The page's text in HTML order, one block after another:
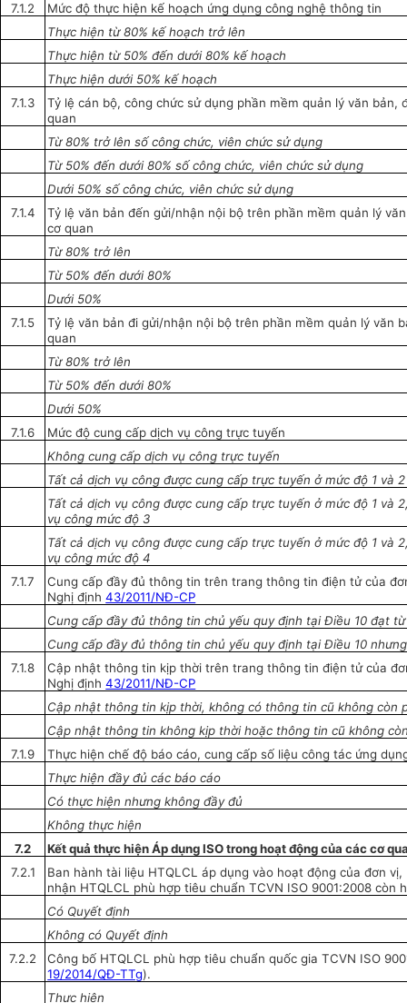
7.1.2
Mức độ thực hiện kế hoạch ứng dụng công nghệ thông tin
Thực hiện từ 80% kế hoạch trở lên
Thực hiện từ 50% đến dưới 80% kế hoạch
Thực hiện dưới 50% kế hoạch
7.1.3
Tỷ lệ cán bộ, công chức sử dụng phần mềm quản lý văn bản,
quan
Từ 80% trở lên số công chức, viên chức sử dụng
Từ 50% đến dưới 80% số công chức, viên chức sử dụng
Dưới 50% số công chức, viên chức sử dụng
7.1.4
Tỷ lệ văn bản đến gửi/nhận nội bộ trên phần mềm quản lý
cơ quan
Từ 80% trở lên
Từ 50% đến dưới 80%
Dưới 50%
7.1.5
Tỷ lệ văn bản đi gửi/nhận nội bộ trên phần mềm quản lý văn
quan
Từ 80% trở lên
Từ 50% đến dưới 80%
Dưới 50%
7.1.6
Mức độ cung cấp dịch vụ công trực tuyến
Không cung cấp dịch vụ công trực tuyến
Tất cả dịch vụ công được cung cấp trực tuyến ở mức độ 1 và 2
Tất cả dịch vụ công được cung cấp trực tuyến ở mức độ 1 và
vụ công mức độ 3
Tất cả dịch vụ công được cung cấp trực tuyến ở mức độ 1 và
vụ công mức độ 4
7.1.7
Cung cấp đầy đủ thông tin trên trang thông tin điện tử của
Nghị định43/2011/NĐ-CP
Cung cấp đầy đủ thông tin chủ yếu quy định tại Điều 10 đạt
Cung cấp đầy đủ thông tin chủ yếu quy định tại Điều 10
7.1.8
Cập nhật thông tin kịp thời trên trang thông tin điện tử của
Nghịđịnh 43/2011/NĐ-CP
Cập nhật thông tin kịp thời, không có thông tin cũ không còn
Cập nhật thông tin không kịp thời hoặc thông tin cũ không cò
7.1.9
Thực hiện chế độ báo cáo, cung cấp số liệu công tác ứng
Thực hiện đầy đủ các báo cáo
Có thực hiện nhưng không đầy đủ
Không thực hiện
7.2
Kết quả thực hiện Áp dụng ISO trong hoạt động của cáccơ
7.2.1
Ban hành tài liệu HTQLCL áp dụng vào hoạt động của đơn vị,
nhận HTQLCL phù hợp tiêu chuẩn TCVN ISO 9001:2008 còn
Có Quyết định
Không có Quyết định
7.2.2
Công bố HTQLCL phù hợp tiêu chuẩn quốc gia TCVN ISO
19/2014/QĐ-TTg).
Thực hiện